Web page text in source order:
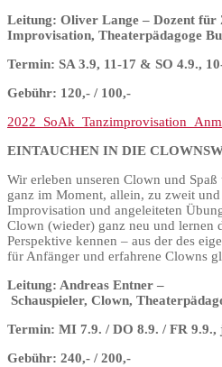
Leitung: Oliver Lange – Dozent für
Improvisation, Theaterpädagoge
Termin: SA 3.9, 11-17 & SO 4.9.,
Gebühr: 120,- / 100,-
EINTAUCHEN IN DIE
Wir erleben unseren Clown und
ganz im Moment, allein, zu zweit
Improvisation und angeleiteten
Clown (wieder) ganz neu und lernen
Perspektive kennen – aus der des
für Anfänger und erfahrene Clowns
Leitung: Andreas Entner –
Schauspieler, Clown,
Termin: MI 7.9. / DO 8.9. / FR 9.9.,
Gebühr: 240,- / 200,-